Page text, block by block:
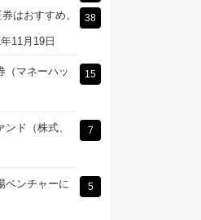
はおすすめ。
11月19日
38
（マネーハッ 15
ド（株式、 7
ベンチャーに 5